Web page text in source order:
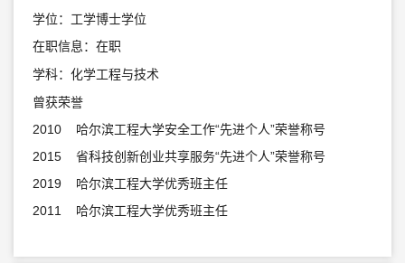
学位：工学博士学位
在职信息：在职
学科：化学工程与技术
曾获荣誉
2010 哈尔滨工程大学安全工作“先进个人”荣誉称号
2015 省科技创新创业共享服务“先进个人”荣誉称号
2019 哈尔滨工程大学优秀班主任
2011 哈尔滨工程大学优秀班主任